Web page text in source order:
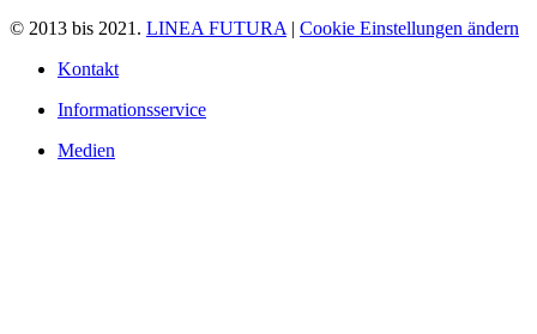
© 2013 bis 2021. LINEA FUTURA | Cookie Einstellungen ändern
Kontakt
Informationsservice
Medien